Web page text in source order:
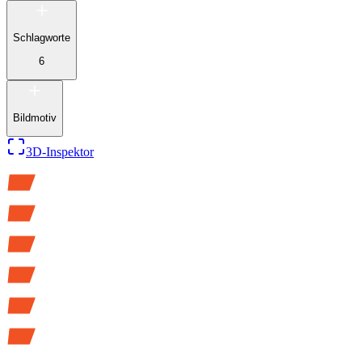
Schlagworte
6
Bildmotiv
3D-Inspektor